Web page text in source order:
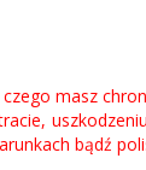
masz
bądź